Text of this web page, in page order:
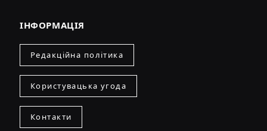
ІНФОРМАЦІЯ
Редакційна політика
Користувацька угода
Контакти